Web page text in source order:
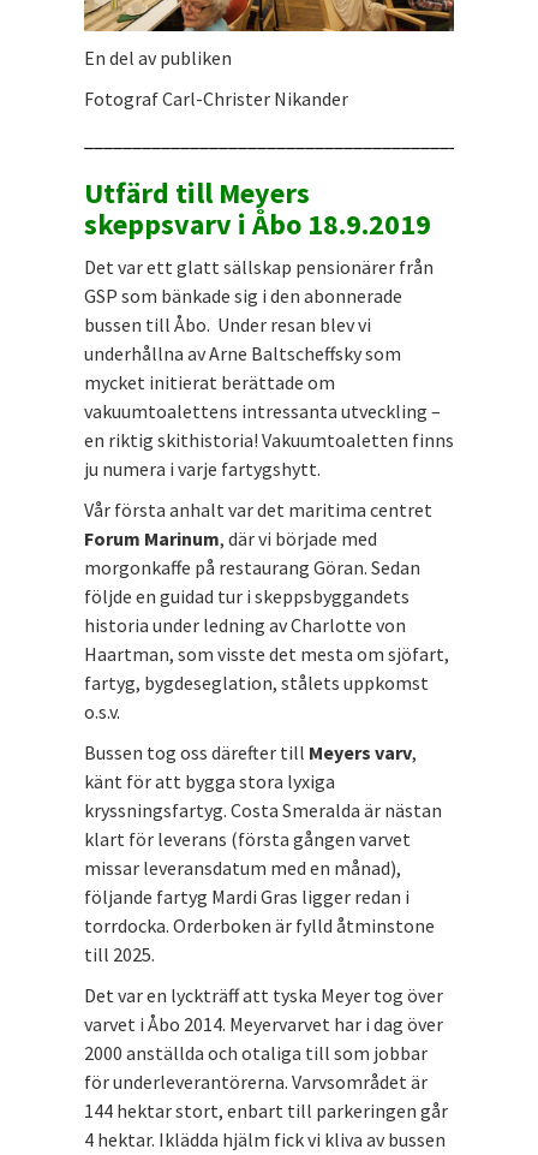
En del av publiken
Fotograf Carl-Christer Nikander
Utfärd till Meyers
skeppsvarv i Åbo 18.9.2019
Det var ett glatt sällskap pensionärer från
GSP som bänkade sig i den abonnerade
bussen till Åbo. Under resan blev vi
underhållna av Arne Baltscheffsky som
mycket initierat berättade om
vakuumtoalettens intressanta utveckling –
en riktig skithistoria! Vakuumtoaletten finns
ju numera i varje fartygshytt.
Vår första anhalt var det maritima centret
Forum Marinum, där vi började med
morgonkaffe på restaurang Göran. Sedan
följde en guidad tur i skeppsbyggandets
historia under ledning av Charlotte von
Haartman, som visste det mesta om sjöfart,
fartyg, bygdeseglation, stålets uppkomst
o.s.v.
Bussen tog oss därefter till Meyers varv,
känt för att bygga stora lyxiga
kryssningsfartyg. Costa Smeralda är nästan
klart för leverans (första gången varvet
missar leveransdatum med en månad),
följande fartyg Mardi Gras ligger redan i
torrdocka. Orderboken är fylld åtminstone
till 2025.
Det var en lyckträff att tyska Meyer tog över
varvet i Åbo 2014. Meyervarvet har i dag över
2000 anställda och otaliga till som jobbar
för underleverantörerna. Varvsområdet är
144 hektar stort, enbart till parkeringen går
4 hektar. Iklädda hjälm fick vi kliva av bussen